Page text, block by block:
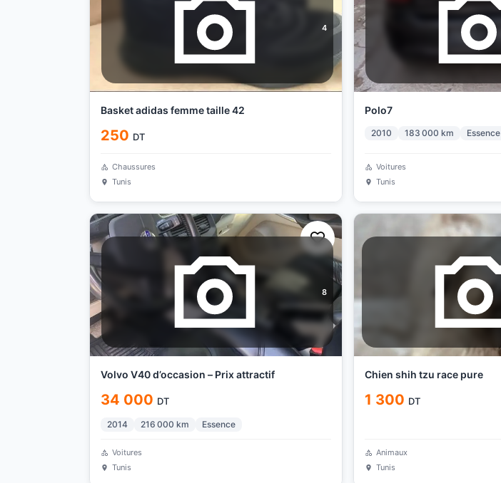
4
Basket adidas femme taille 42
250 DT
Chaussures
Tunis
Polo7
2010 183 000 km Essence
Voitures
Tunis
8
Volvo V40 d’occasion – Prix attractif
34 000 DT
2014 216 000 km Essence
Voitures
Tunis
Chien shih tzu race pure
1 300 DT
Animaux
Tunis